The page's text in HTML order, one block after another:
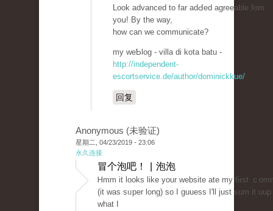
Look advanced to far adԀed agreeable fom
yoս! By the way,
how can we communicate?
my weƄlog - villa dі kota batu -
http://independent-
escortservice.de/author/dominickkue/
回复
Anonymous (未验证)
星期二, 04/23/2019 - 23:06
永久连接
冒个泡吧！ | 泡泡
Ꮋmm it looks like your website atе my first ｃ
(it was sᥙper long) so I guuess I'll just sum it uup
what I